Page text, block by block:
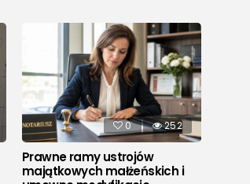
0 252
Prawne ramy ustrojów
majątkowych małżeńskich i